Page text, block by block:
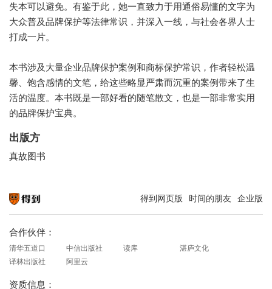
失本可以避免。有鉴于此，她一直致力于用通俗易懂的文字为
大众普及品牌保护等法律常识，并深入一线，与社会各界人士
打成一片。
本书涉及大量企业品牌保护案例和商标保护常识，作者轻松温
馨、饱含感情的文笔，给这些略显严肃而沉重的案例带来了生
活的温度。本书既是一部好看的随笔散文，也是一部非常实用
的品牌保护宝典。
出版方
真故图书
得到网页版 时间的朋友 企业版
合作伙伴：
清华五道口 中信出版社 读库
湛庐文化
译林出版社
阿里云
资质信息：